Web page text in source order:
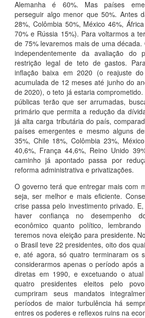
Alemanha é 60%. Mas países
perseguir algo menor que 50%. Antes
28%, Colômbia 50%, México 46%,
70% e Rússia 15%). Para voltarmos a
de 75% levaremos mais de uma
independentemente da avaliação
restrição legal de teto de gastos.
inflação baixa em 2020 (o reajuste
acumulada de 12 meses até junho do
de 2020), o teto já estaria
públicas terão que ser arrumadas,
primário que permita a redução da
já alta carga tributária do país,
países emergentes e mesmo alguns
35%, Chile 18%, Colômbia 23%,
40,6%, França 44,6%, Reino Unido
caminho já apontado passa por
reforma administrativa e privatizações.
O governo terá que entregar mais com
seja, ser melhor e mais eficiente.
crise passa pelo investimento privado.
haver confiança no desempenho
econômico quanto político,
teremos nova eleição para presidente.
o Brasil teve 22 presidentes, oito dos
e, até agora, só quatro terminaram os
considerarmos apenas o período após
diretas em 1990, e excetuando o
quatro presidentes eleitos pelo
cumpriram seus mandatos
períodos de maior turbulência há
entres os poderes e reflexos ruins na